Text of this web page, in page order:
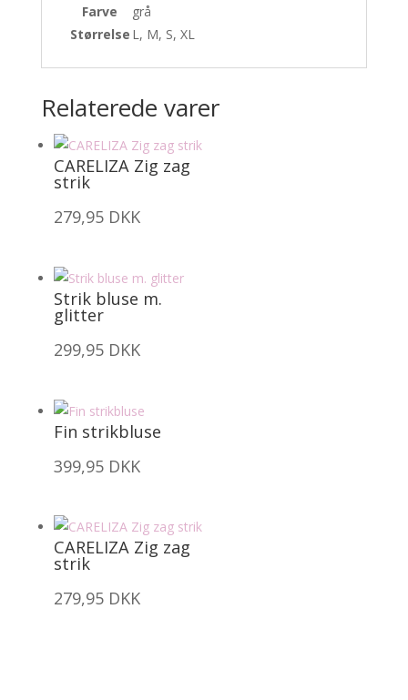
Farve
grå
Størrelse L, M, S, XL
Relaterede varer
CARELIZA Zig zag
strik
279,95 DKK
Strik bluse m.
glitter
299,95 DKK
Fin strikbluse
399,95 DKK
CARELIZA Zig zag
strik
279,95 DKK